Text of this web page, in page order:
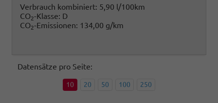
Verbrauch kombiniert: 5,90 l/100km
CO2-Klasse: D
CO2-Emissionen: 134,00 g/km
Datensätze pro Seite:
10 20 50 100 250